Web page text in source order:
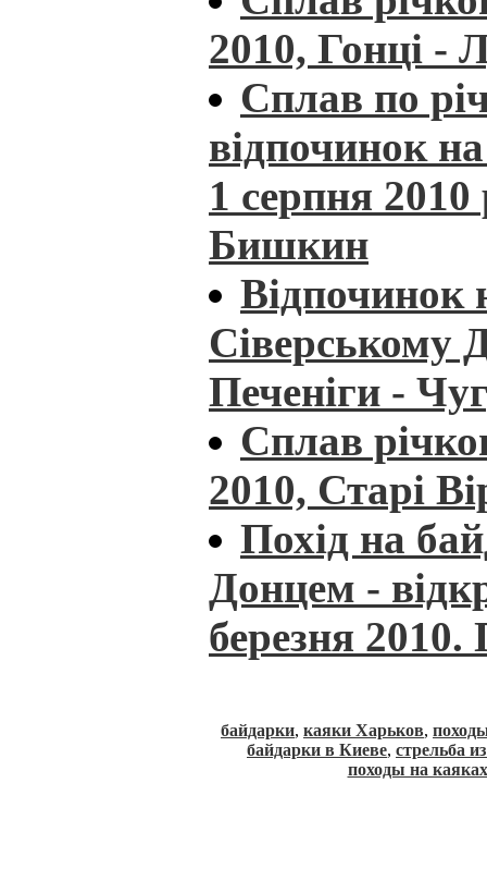
2010, Гонці -
Сплав по
відпочинок
1 серпня
Бишкин
Відпочинок
Сіверському
Печеніги -
Сплав
2010, Старі
Похід на
Донцем -
березня 2010.
байдарки, каяки Харьков,
байдарки в Киеве, стрельба
походы на каяках